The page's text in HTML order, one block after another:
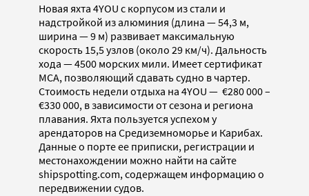
Новая яхта 4YOU с корпусом из стали и
надстройкой из алюминия (длина — 54,3 м,
ширина — 9 м) развивает максимальную
скорость 15,5 узлов (около 29 км/ч). Дальность
хода — 4500 морских мили. Имеет сертификат
MCA, позволяющий сдавать судно в чартер.
Стоимость недели отдыха на 4YOU — €280 000 –
€330 000, в зависимости от сезона и региона
плавания. Яхта пользуется успехом у
арендаторов на Средиземноморье и Карибах.
Данные о порте ее приписки, регистрации и
местонахождении можно найти на сайте
shipspotting.com, содержащем информацию о
передвижении судов.